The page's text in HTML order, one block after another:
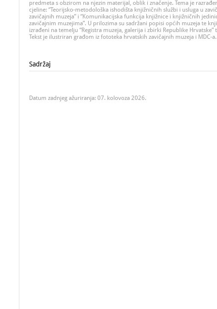
predmeta s obzirom na njezin materijal, oblik i značenje. Tema je
cjeline: “Teorijsko-metodološka ishodišta knjižničnih službi i usluga u
zavičajnih muzeja” i “Komunikacijska funkcija knjižnice i knjižničnih
zavičajnim muzejima”. U prilozima su sadržani popisi općih muzeja te
izrađeni na temelju “Registra muzeja, galerija i zbirki Republike
Tekst je ilustriran građom iz fototeka hrvatskih zavičajnih muzeja i MDC-a.
Sadržaj
Datum zadnjeg ažuriranja: 07. kolovoza 2026.